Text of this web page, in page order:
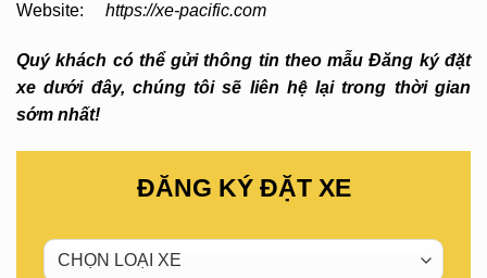
Website: https://xe-pacific.com
Quý khách có thể gửi thông tin theo mẫu Đăng ký đặt
xe dưới đây, chúng tôi sẽ liên hệ lại trong thời gian
sớm nhất!
ĐĂNG KÝ ĐẶT XE